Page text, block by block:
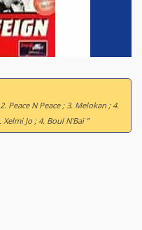
Peace N Peace ; 3. Melokan ; 4.
Jo ; 4. Boul N’Baï ”